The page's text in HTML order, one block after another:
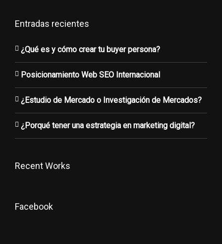
Entradas recientes
¿Qué es y cómo crear tu buyer persona?
Posicionamiento Web SEO Internacional
¿Estudio de Mercado o Investigación de Mercados?
¿Porqué tener una estrategia en marketing digital?
Recent Works
Facebook